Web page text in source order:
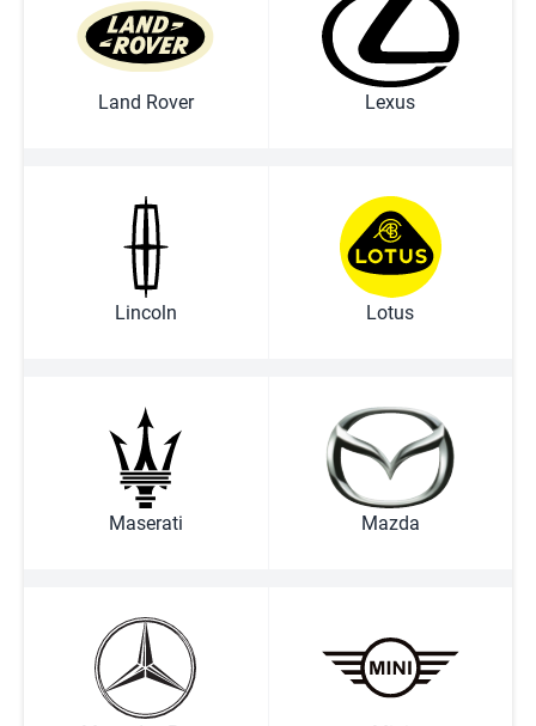
Land Rover Lexus
Lincoln Lotus
Maserati Mazda